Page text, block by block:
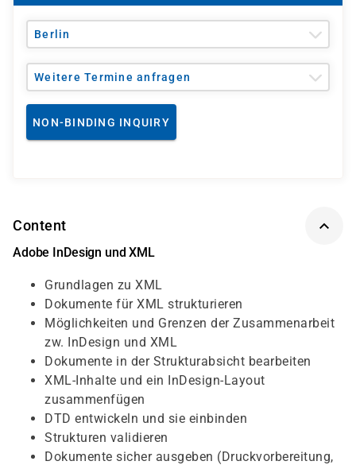
Berlin
Weitere Termine anfragen
NON-BINDING INQUIRY
Content
Adobe InDesign und XML
Grundlagen zu XML
Dokumente für XML strukturieren
Möglichkeiten und Grenzen der Zusammenarbeit
zw. InDesign und XML
Dokumente in der Strukturabsicht bearbeiten
XML-Inhalte und ein InDesign-Layout
zusammenfügen
DTD entwickeln und sie einbinden
Strukturen validieren
Dokumente sicher ausgeben (Druckvorbereitung,